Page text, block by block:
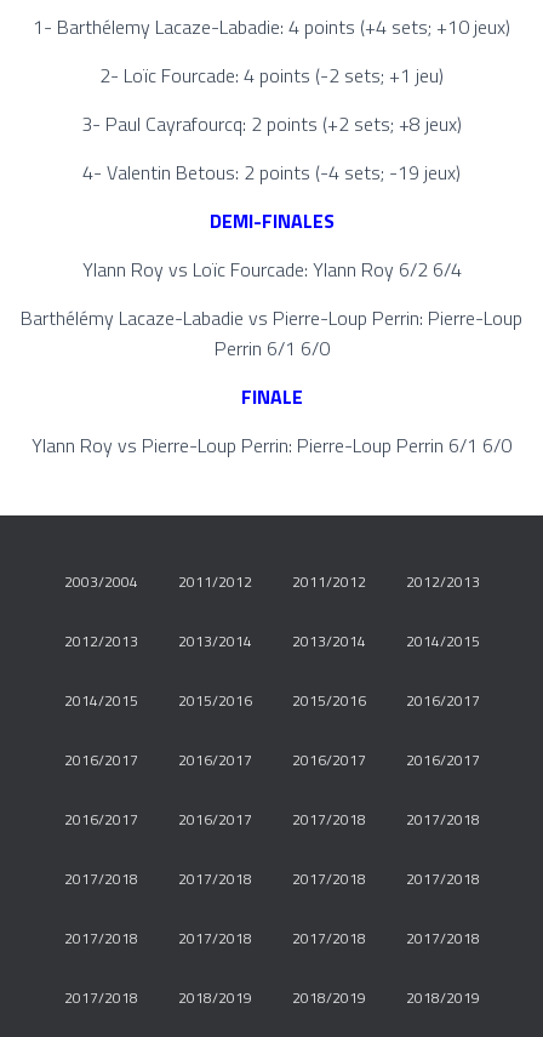
1- Barthélemy Lacaze-Labadie: 4 points (+4 sets; +10 jeux)
2- Loïc Fourcade: 4 points (-2 sets; +1 jeu)
3- Paul Cayrafourcq: 2 points (+2 sets; +8 jeux)
4- Valentin Betous: 2 points (-4 sets; -19 jeux)
DEMI-FINALES
Ylann Roy vs Loïc Fourcade: Ylann Roy 6/2 6/4
Barthélémy Lacaze-Labadie vs Pierre-Loup Perrin: Pierre-Loup
Perrin 6/1 6/0
FINALE
Ylann Roy vs Pierre-Loup Perrin: Pierre-Loup Perrin 6/1 6/0
2003/2004 2011/2012 2011/2012 2012/2013
2012/2013 2013/2014 2013/2014 2014/2015
2014/2015 2015/2016 2015/2016 2016/2017
2016/2017 2016/2017 2016/2017 2016/2017
2016/2017 2016/2017 2017/2018 2017/2018
2017/2018 2017/2018 2017/2018 2017/2018
2017/2018 2017/2018 2017/2018 2017/2018
2017/2018 2018/2019 2018/2019 2018/2019